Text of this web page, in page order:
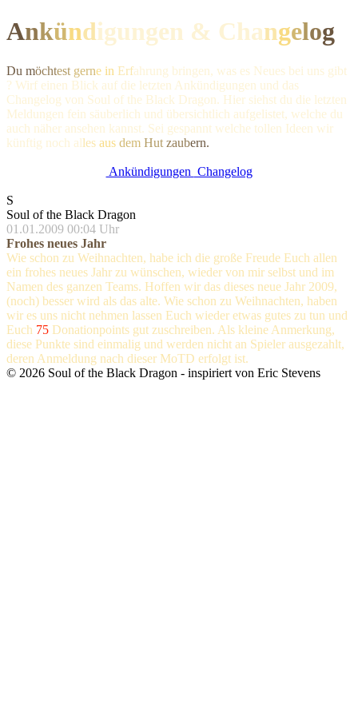
Ankündigungen & Changelog
Du möchtest gerne in Erfahrung bringen, was es Neues bei uns gibt
? Wirf einen Blick auf die letzten Ankündigungen und das
Changelog von Soul of the Black Dragon. Hier siehst du die letzten
Meldungen fein säuberlich und übersichtlich aufgelistet, welche du
auch näher ansehen kannst. Sei gespannt welche tollen Ideen wir
künftig noch alles aus dem Hut zaubern.
Ankündigungen Changelog
S
Soul of the Black Dragon
01.01.2009 00:04 Uhr
Frohes neues Jahr
Wie schon zu Weihnachten, habe ich die große Freude Euch allen
ein frohes neues Jahr zu wünschen, wieder von mir selbst und im
Namen des ganzen Teams. Hoffen wir das dieses neue Jahr 2009,
(noch) besser wird als das alte. Wie schon zu Weihnachten, haben
wir es uns nicht nehmen lassen Euch wieder etwas gutes zu tun und
Euch 75 Donationpoints gut zuschreiben. Als kleine Anmerkung,
diese Punkte sind einmalig und werden nicht an Spieler ausgezahlt,
deren Anmeldung nach dieser MoTD erfolgt ist.
© 2026 Soul of the Black Dragon - inspiriert von Eric Stevens